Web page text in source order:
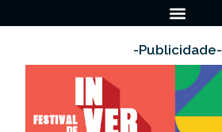
-Publicidade-